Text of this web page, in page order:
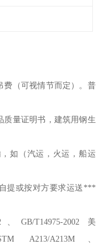
费（可视情节而定）。普
质量证明书，建筑用钢生
如（汽运，火运，船运
提或按对方要求运送***
、GB/T14975-2002 美
A213/A213M、